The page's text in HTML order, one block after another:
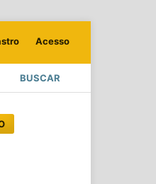
BUSCAR
Acesso